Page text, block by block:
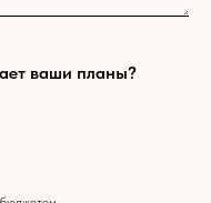
ваши планы?